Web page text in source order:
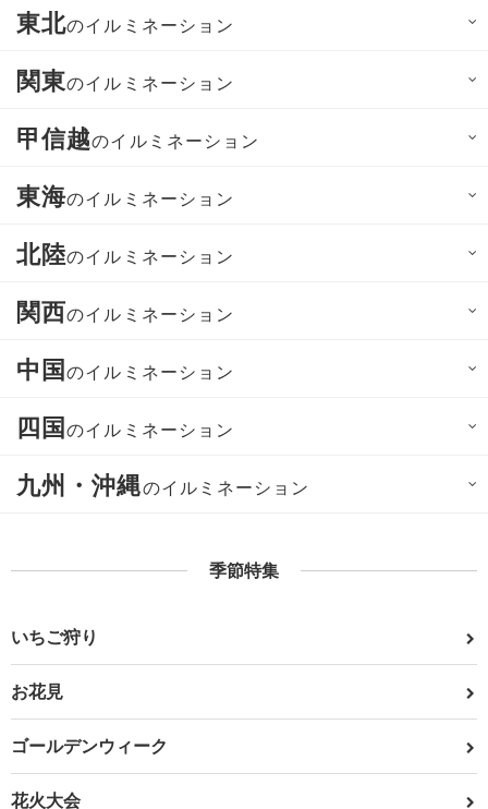
東北のイルミネーション
関東のイルミネーション
甲信越のイルミネーション
東海のイルミネーション
北陸のイルミネーション
関西のイルミネーション
中国のイルミネーション
四国のイルミネーション
九州・沖縄のイルミネーション
季節特集
いちご狩り
お花見
ゴールデンウィーク
花火大会